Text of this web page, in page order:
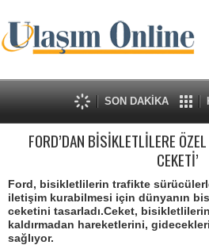
SON DAKİKA
FORD’DAN BİSİKLETLİLERE
CEKETİ’
Ford, bisikletlilerin trafikte
iletişim kurabilmesi için dünyanın
ceketini tasarladı.Ceket,
kaldırmadan hareketlerini,
sağlıyor.